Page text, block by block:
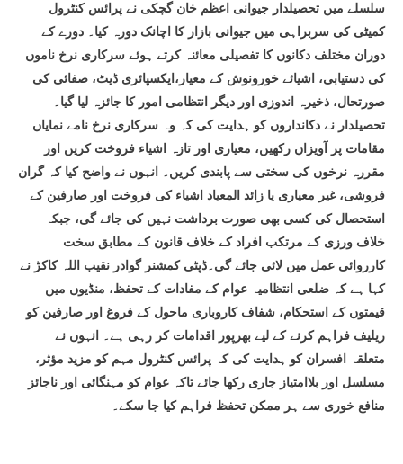
سلسلے میں تحصیلدار جیوانی اعظم خان گچکی نے پرائس کنٹرول
کمیٹی کی سربراہی میں جیوانی بازار کا اچانک دورہ کیا۔ دورے کے
دوران مختلف دکانوں کا تفصیلی معائنہ کرتے ہوئے سرکاری نرخ ناموں
کی دستیابی، اشیائے خورونوش کے معیار،ایکسپائری ڈیٹ، صفائی کی
صورتحال، ذخیرہ اندوزی اور دیگر انتظامی امور کا جائزہ لیا گیا۔
تحصیلدار نے دکانداروں کو ہدایت کی کہ وہ سرکاری نرخ نامے نمایاں
مقامات پر آویزاں رکھیں، معیاری اور تازہ اشیاء فروخت کریں اور
مقررہ نرخوں کی سختی سے پابندی کریں۔ انہوں نے واضح کیا کہ گران
فروشی، غیر معیاری یا زائد المعیاد اشیاء کی فروخت اور صارفین کے
استحصال کی کسی بھی صورت برداشت نہیں کی جائے گی، جبکہ
خلاف ورزی کے مرتکب افراد کے خلاف قانون کے مطابق سخت
کارروائی عمل میں لائی جائے گی۔ڈپٹی کمشنر گوادر نقیب اللہ کاکڑ نے
کہا ہے کہ ضلعی انتظامیہ عوام کے مفادات کے تحفظ، منڈیوں میں
قیمتوں کے استحکام، شفاف کاروباری ماحول کے فروغ اور صارفین کو
ریلیف فراہم کرنے کے لیے بھرپور اقدامات کر رہی ہے۔ انہوں نے
متعلقہ افسران کو ہدایت کی کہ پرائس کنٹرول مہم کو مزید مؤثر،
مسلسل اور بلاامتیاز جاری رکھا جائے تاکہ عوام کو مہنگائی اور ناجائز
منافع خوری سے ہر ممکن تحفظ فراہم کیا جا سکے۔